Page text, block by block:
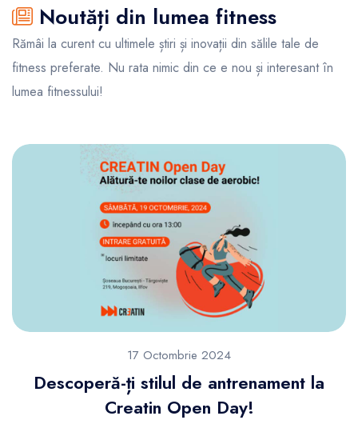
Noutăți din lumea fitness
Rămâi la curent cu ultimele știri și inovații din sălile tale de
fitness preferate. Nu rata nimic din ce e nou și interesant în
lumea fitnessului!
17 Octombrie 2024
Descoperă-ți stilul de antrenament la
Creatin Open Day!